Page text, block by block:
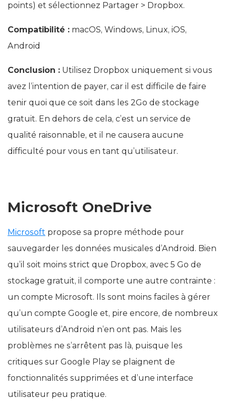
points) et sélectionnez Partager > Dropbox.
Compatibilité : macOS, Windows, Linux, iOS,
Android
Conclusion : Utilisez Dropbox uniquement si vous
avez l’intention de payer, car il est difficile de faire
tenir quoi que ce soit dans les 2Go de stockage
gratuit. En dehors de cela, c’est un service de
qualité raisonnable, et il ne causera aucune
difficulté pour vous en tant qu’utilisateur.
Microsoft OneDrive
Microsoft propose sa propre méthode pour
sauvegarder les données musicales d’Android. Bien
qu’il soit moins strict que Dropbox, avec 5 Go de
stockage gratuit, il comporte une autre contrainte :
un compte Microsoft. Ils sont moins faciles à gérer
qu’un compte Google et, pire encore, de nombreux
utilisateurs d’Android n’en ont pas. Mais les
problèmes ne s’arrêtent pas là, puisque les
critiques sur Google Play se plaignent de
fonctionnalités supprimées et d’une interface
utilisateur peu pratique.